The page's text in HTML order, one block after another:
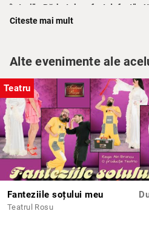
în trei”
„Bărbatul perfect defect”
„Cuplu ideal”,„Crimă la Howard
0723.196.376.
Așezarea se face în ordinea
Citeste mai mult
Alte evenimente ale
Teatru
Fanteziile soțului meu
Teatrul Rosu